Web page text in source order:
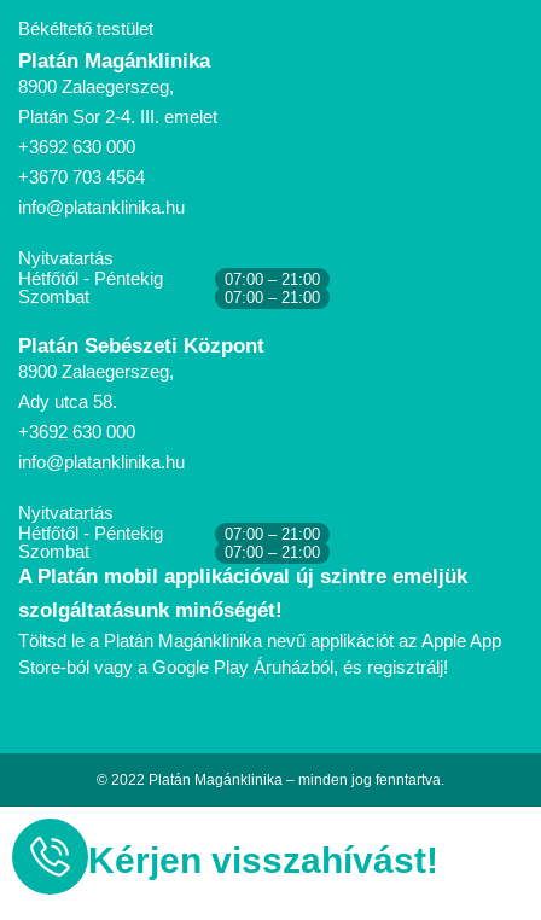
Békéltető testület
Platán Magánklinika
8900 Zalaegerszeg,
Platán Sor 2-4. III. emelet
+3692 630 000
+3670 703 4564
info@platanklinika.hu
Nyitvatartás
Hétfőtől - Péntekig
07:00 – 21:00
Szombat 07:00 – 21:00
Platán Sebészeti Központ
8900 Zalaegerszeg,
Ady utca 58.
+3692 630 000
info@platanklinika.hu
Nyitvatartás
Hétfőtől - Péntekig
07:00 – 21:00
Szombat 07:00 – 21:00
A Platán mobil applikációval új szintre emeljük
szolgáltatásunk minőségét!
Töltsd le a Platán Magánklinika nevű applikációt az Apple App
Store-ból vagy a Google Play Áruházból, és regisztrálj!
© 2022 Platán Magánklinika – minden jog fenntartva.
Kérjen visszahívást!